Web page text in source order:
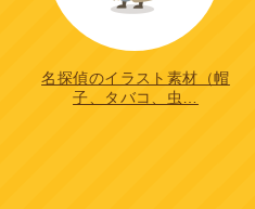
名探偵のイラスト素材（帽
子、タバコ、虫…